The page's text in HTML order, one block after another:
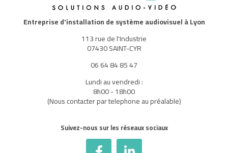
Entreprise d'installation de système audiovisuel à Lyon
113 rue de l'Industrie
07430 SAINT-CYR
06 64 84 85 47
Lundi au vendredi :
8h00 - 18h00
(Nous contacter par telephone au préalable)
Suivez-nous sur les réseaux sociaux